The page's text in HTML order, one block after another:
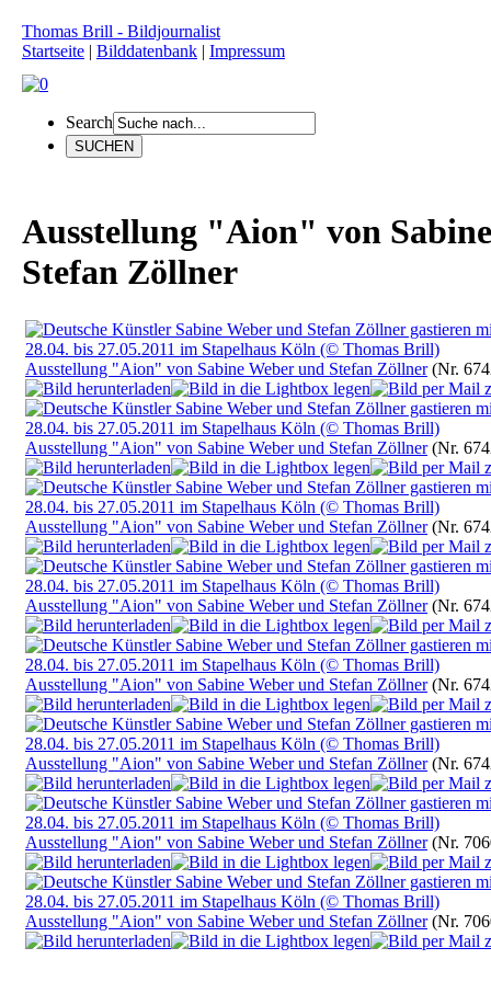
Thomas Brill - Bildjournalist
Startseite | Bilddatenbank | Impressum
Search
Ausstellung "Aion" von
Stefan Zöllner
Ausstellung "Aion" von Sabine Weber und Stefan Zöllner(Nr.
Ausstellung "Aion" von Sabine Weber und Stefan Zöllner(Nr.
Ausstellung "Aion" von Sabine Weber und Stefan Zöllner(Nr.
Ausstellung "Aion" von Sabine Weber und Stefan Zöllner(Nr.
Ausstellung "Aion" von Sabine Weber und Stefan Zöllner(Nr.
Ausstellung "Aion" von Sabine Weber und Stefan Zöllner(Nr.
Ausstellung "Aion" von Sabine Weber und Stefan Zöllner(Nr.
Ausstellung "Aion" von Sabine Weber und Stefan Zöllner(Nr.